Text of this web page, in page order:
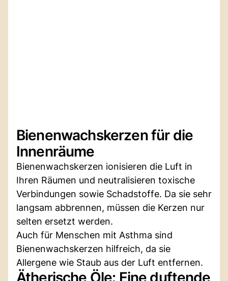
Bienenwachskerzen für die
Innenräume
Bienenwachskerzen ionisieren die Luft in
Ihren Räumen und neutralisieren toxische
Verbindungen sowie Schadstoffe. Da sie sehr
langsam abbrennen, müssen die Kerzen nur
selten ersetzt werden.
Auch für Menschen mit Asthma sind
Bienenwachskerzen hilfreich, da sie
Allergene wie Staub aus der Luft entfernen.
Ätherische Öle: Eine duftende